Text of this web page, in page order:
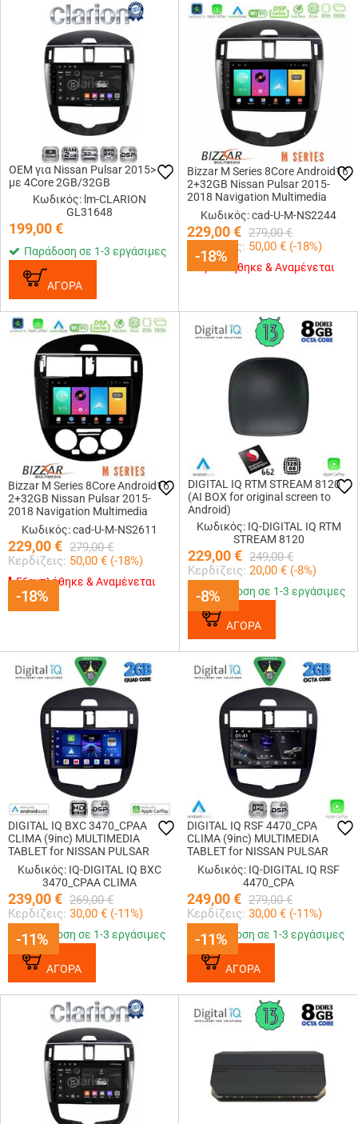
OEM για Nissan Pulsar 2015>
με 4Core 2GB/32GB
Κωδικός: lm-CLARION
GL31648
199,00€
Παράδοση σε 1-3 εργάσιμες
ΑΓΟΡΑ
-18%
Bizzar M Series 8Core Android16
2+32GB Nissan Pulsar 2015-
2018 Navigation Multimedia
Tablet 9
Κωδικός: cad-U-M-NS2244
229,00€ 279,00 €
Κερδίζεις: 50,00 € (-18%)
-18%
Εξαντλήθηκε & Αναμένεται
-18%
Bizzar M Series 8Core Android16
2+32GB Nissan Pulsar 2015-
2018 Navigation Multimedia
Tablet 9
Κωδικός: cad-U-M-NS2611
229,00€ 279,00 €
Κερδίζεις: 50,00 € (-18%)
-18%
Εξαντλήθηκε & Αναμένεται
-8%
DIGITAL IQ RTM STREAM 8120
(AI BOX for original screen to
Android)
Κωδικός: IQ-DIGITAL IQ RTM
STREAM 8120
229,00€ 249,00 €
Κερδίζεις: 20,00 € (-8%)
-8%
Παράδοση σε 1-3 εργάσιμες
ΑΓΟΡΑ
-11%
DIGITAL IQ BXC 3470_CPAA
CLIMA (9inc) MULTIMEDIA
TABLET for NISSAN PULSAR
mod. 2014-2020
Κωδικός: IQ-DIGITAL IQ BXC
3470_CPAA CLIMA
239,00€ 269,00 €
Κερδίζεις: 30,00 € (-11%)
-11%
Παράδοση σε 1-3 εργάσιμες
ΑΓΟΡΑ
-11%
DIGITAL IQ RSF 4470_CPA
CLIMA (9inc) MULTIMEDIA
TABLET for NISSAN PULSAR
mod. 2014-2020
Κωδικός: IQ-DIGITAL IQ RSF
4470_CPA
249,00€ 279,00 €
Κερδίζεις: 30,00 € (-11%)
-11%
Παράδοση σε 1-3 εργάσιμες
ΑΓΟΡΑ